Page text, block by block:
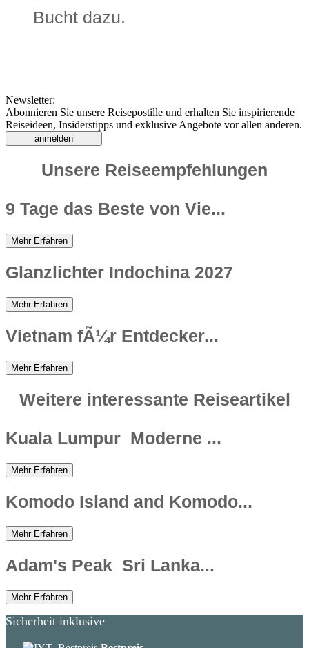
Bucht dazu.
Newsletter:
Abonnieren Sie unsere Reisepostille und erhalten Sie inspirierende
Reiseideen, Insiderstipps und exklusive Angebote vor allen anderen.
anmelden
Unsere Reiseempfehlungen
9 Tage das Beste von Vie...
Mehr Erfahren
Glanzlichter Indochina 2027
Mehr Erfahren
Vietnam fÃ¼r Entdecker...
Mehr Erfahren
Weitere interessante Reiseartikel
Kuala Lumpur  Moderne ...
Mehr Erfahren
Komodo Island and Komodo...
Mehr Erfahren
Adam's Peak  Sri Lanka...
Mehr Erfahren
Sicherheit inklusive